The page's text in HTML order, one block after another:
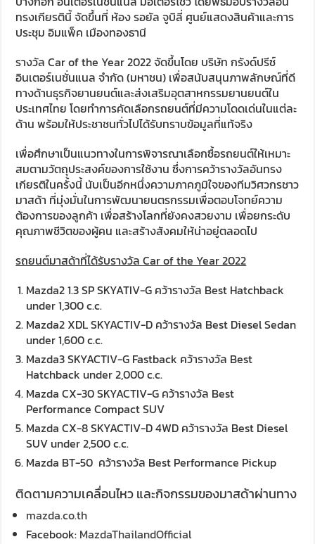
ทรงเกียรตินี้ จัดขึ้นที่ ห้อง รอยัล จูบิลี่ ศูนย์แสดงสินค้าและการ
ประชุม อิมแพ็ค เมืองทองธานี
รางวัล Car of the Year 2022 จัดขึ้นโดย บริษัท กรังด์ปรีซ์
อินเตอร์เนชั่นแนล จำกัด (มหาชน) เพื่อสนับสนุนภาพลักษณ์ที่ดี
ทางด้านธุรกิจยานยนต์และส่งเสริมอุตสาหกรรมยานยนต์ใน
ประเทศไทย โดยทำการคัดเลือกรถยนต์ที่มีความโดดเด่นในแต่ละ
ด้าน พร้อมให้ประชาชนทั่วไปได้รับทราบข้อมูลที่แท้จริง
เพื่อศึกษาเป็นแนวทางในการพิจารณาเลือกซื้อรถยนต์ให้เหมาะ
สมตามวัตถุประสงค์ของการใช้งาน ซึ่งการคว้ารางวัลอันทรง
เกียรติในครั้งนี้ นับเป็นอีกหนึ่งความภาคภูมิใจของทีมวิศวกรชาว
มาสด้า ที่มุ่งมั่นในการพัฒนายนตรกรรมเพื่อตอบโจทย์ความ
ต้องการของลูกค้า เพื่อสร้างโลกที่ยังคงสวยงาม เพื่อยกระดับ
คุณภาพชีวิตของผู้คน และสร้างสังคมให้น่าอยู่ตลอดไป
รถยนต์มาสด้าที่ได้รับรางวัลCar of the Year 2022
Mazda2 1.3 SP SKYATIV-G คว้ารางวัล Best Hatchback
under 1,300 c.c.
Mazda2 XDL SKYACTIV-D คว้ารางวัล Best Diesel Sedan
under 1,600 c.c.
Mazda3 SKYACTIV-G Fastback คว้ารางวัล Best
Hatchback under 2,000 c.c.
Mazda CX-30 SKYACTIV-G คว้ารางวัล Best
Performance Compact SUV
Mazda CX-8 SKYACTIV-D 4WD คว้ารางวัล Best Diesel
SUV under 2,500 c.c.
Mazda BT-50 คว้ารางวัล Best Performance Pickup
ติดตามความเคลื่อนไหว และกิจกรรมของมาสด้าผ่านทาง
mazda.co.th
Facebook: MazdaThailandOfficial